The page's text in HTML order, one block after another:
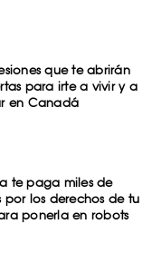
que te abrirán
para irte a vivir y a
en Canadá
te paga miles de
por los derechos de tu
ponerla en robots